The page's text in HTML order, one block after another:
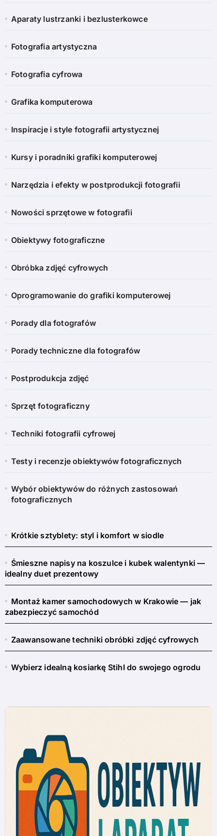
Aparaty lustrzanki i bezlusterkowce
Fotografia artystyczna
Fotografia cyfrowa
Grafika komputerowa
Inspiracje i style fotografii artystycznej
Kursy i poradniki grafiki komputerowej
Narzędzia i efekty w postprodukcji fotografii
Nowości sprzętowe w fotografii
Obiektywy fotograficzne
Obróbka zdjęć cyfrowych
Oprogramowanie do grafiki komputerowej
Porady dla fotografów
Porady techniczne dla fotografów
Postprodukcja zdjęć
Sprzęt fotograficzny
Techniki fotografii cyfrowej
Testy i recenzje obiektywów fotograficznych
Wybór obiektywów do różnych zastosowań
fotograficznych
Krótkie sztyblety: styl i komfort w siodle
Śmieszne napisy na koszulce i kubek walentynki —
idealny duet prezentowy
Montaż kamer samochodowych w Krakowie — jak
zabezpieczyć samochód
Zaawansowane techniki obróbki zdjęć cyfrowych
Wybierz idealną kosiarkę Stihl do swojego ogrodu